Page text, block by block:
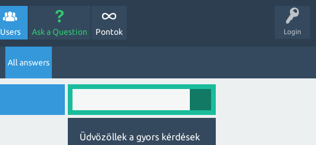
Login
Users Ask a Question Pontok
All answers
Üdvözöllek a gyors kérdések